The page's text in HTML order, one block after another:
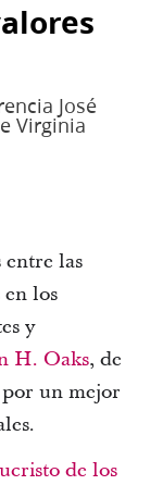
José
Virginia
entre las
en los
y
H. Oaks, de
un mejor
de los